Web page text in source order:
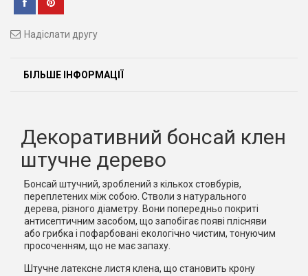
Надіслати другу
БІЛЬШЕ ІНФОРМАЦІЇ
Декоративний бонсай клен
штучне дерево
Бонсай штучний, зроблений з кількох стовбурів,
переплетених між собою. Стволи з натурального
дерева, різного діаметру. Вони попередньо покриті
антисептичним засобом, що запобігає появі плісняви
або грибка і пофарбовані екологічно чистим, тонуючим
просоченням, що не має запаху.
Штучне латексне листя клена, що становить крону